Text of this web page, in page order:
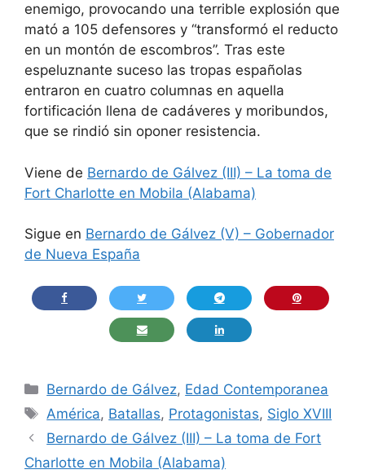
enemigo, provocando una terrible explosión que
mató a 105 defensores y “transformó el reducto
en un montón de escombros”. Tras este
espeluznante suceso las tropas españolas
entraron en cuatro columnas en aquella
fortificación llena de cadáveres y moribundos,
que se rindió sin oponer resistencia.
Viene de Bernardo de Gálvez (III) – La toma de
Fort Charlotte en Mobila (Alabama)
Sigue en Bernardo de Gálvez (V) – Gobernador
de Nueva España
Categorías
Bernardo de Gálvez, Edad Contemporanea
Etiquetas
América, Batallas, Protagonistas, Siglo XVIII
Bernardo de Gálvez (III) – La toma de Fort
Charlotte en Mobila (Alabama)